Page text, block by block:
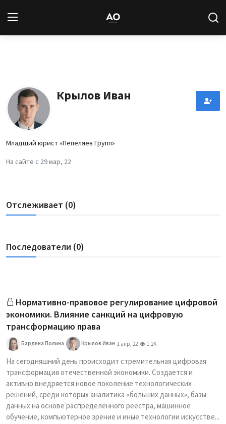
Новости
Статьи
Архив
Подписка
Крылов Иван
Младший юрист «Пепеляев Групп»
На сайте с 29 мар, 22
Отслеживает (0)
Последователи (0)
Нормативно-правовое регулирование цифровой
экономики. Влияние санкций на цифровую
трансформацию права
Бардина Полина Крылов Иван 1 апр, 22 1.2K
На сегодняшний день происходит стремительная цифровая
трансформация отечественной экономики. Создается и
активно внедряется новое поколение технологических
решений, среди которых аналитика «больших данных», базы
данных на основе распределенного реестра, машинное
обучение, компьютерное зрение и иные технологии искусстве...